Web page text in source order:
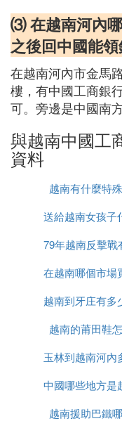
⑶ 在越南河內
之後回中國能
在越南河內市金馬
樓，有中國工商銀
可。旁邊是中國南
與越南中國工
資料
越南有什麼特
送給越南女孩子
物
79年越南反擊戰
人
在越南哪個市場
最便宜
越南到牙庄有多
越南的莆田鞋
玉林到越南河內
中國哪些地方是
境
越南援助巴鐵